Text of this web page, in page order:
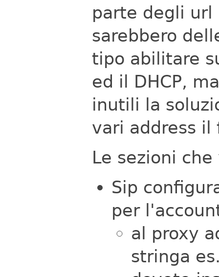
parte degli url
sarebbero
tipo abilitare
ed il DHCP,
inutili la
vari address il
Le sezioni
Sip
per
al proxy
stringa